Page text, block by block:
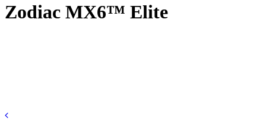
Zodiac MX6™ Elite